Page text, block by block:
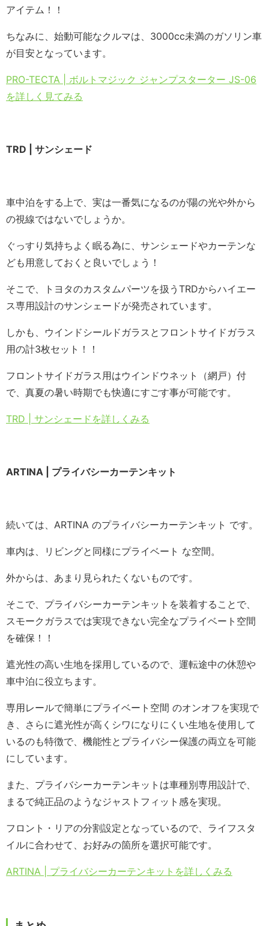
アイテム！！
ちなみに、始動可能なクルマは、3000cc未満のガソリン車
が目安となっています。
PRO-TECTA | ボルトマジック ジャンプスターター JS-06
を詳しく見てみる
TRD | サンシェード
車中泊をする上で、実は一番気になるのが陽の光や外から
の視線ではないでしょうか。
ぐっすり気持ちよく眠る為に、サンシェードやカーテンな
ども用意しておくと良いでしょう！
そこで、トヨタのカスタムパーツを扱うTRDからハイエー
ス専用設計のサンシェードが発売されています。
しかも、ウインドシールドガラスとフロントサイドガラス
用の計3枚セット！！
フロントサイドガラス用はウインドウネット（網戸）付
で、真夏の暑い時期でも快適にすごす事が可能です。
TRD | サンシェードを詳しくみる
ARTINA | プライバシーカーテンキット
続いては、ARTINA のプライバシーカーテンキット です。
車内は、リビングと同様にプライベート な空間。
外からは、あまり見られたくないものです。
そこで、プライバシーカーテンキットを装着することで、
スモークガラスでは実現できない完全なプライベート空間
を確保！！
遮光性の高い生地を採用しているので、運転途中の休憩や
車中泊に役立ちます。
専用レールで簡単にプライベート空間 のオンオフを実現で
き、さらに遮光性が高くシワになりにくい生地を使用して
いるのも特徴で、機能性とプライバシー保護の両立を可能
にしています。
また、プライバシーカーテンキットは車種別専用設計で、
まるで純正品のようなジャストフィット感を実現。
フロント・リアの分割設定となっているので、ライフスタ
イルに合わせて、お好みの箇所を選択可能です。
ARTINA | プライバシーカーテンキットを詳しくみる